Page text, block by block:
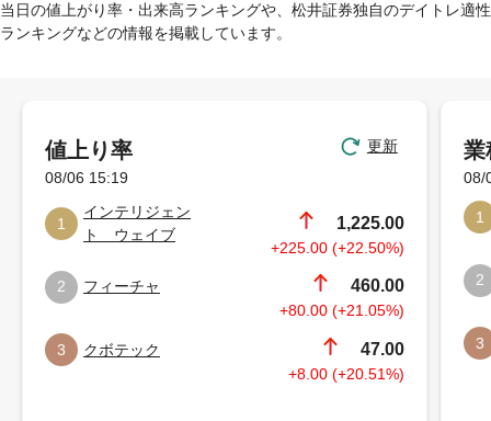
当日の値上がり率・出来高ランキングや、松井証券独自のデイトレ適性
ランキングなどの情報を掲載しています。